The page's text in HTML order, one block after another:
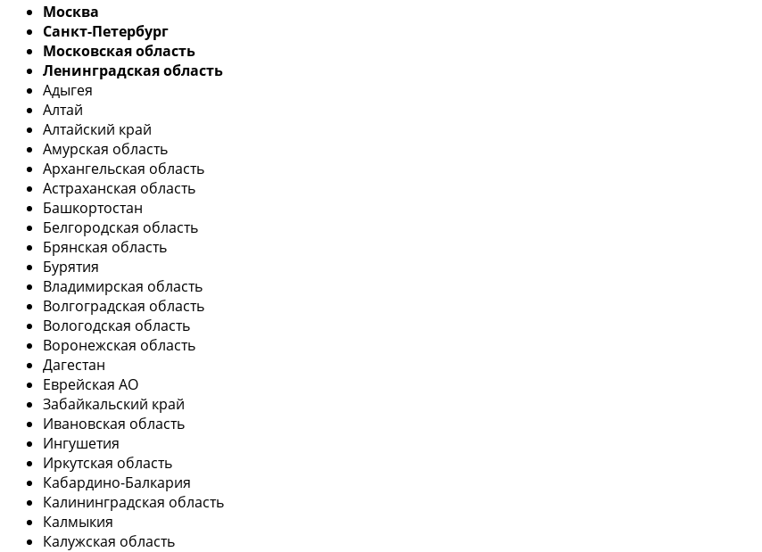
Москва
Санкт-Петербург
Московская область
Ленинградская область
Адыгея
Алтай
Алтайский край
Амурская область
Архангельская область
Астраханская область
Башкортостан
Белгородская область
Брянская область
Бурятия
Владимирская область
Волгоградская область
Вологодская область
Воронежская область
Дагестан
Еврейская АО
Забайкальский край
Ивановская область
Ингушетия
Иркутская область
Кабардино-Балкария
Калининградская область
Калмыкия
Калужская область